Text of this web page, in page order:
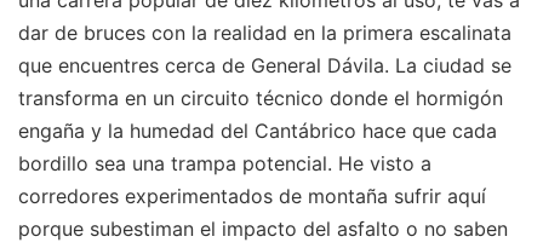
dar de bruces con la realidad en la primera escalinata
que encuentres cerca de General Dávila. La ciudad se
transforma en un circuito técnico donde el hormigón
engaña y la humedad del Cantábrico hace que cada
bordillo sea una trampa potencial. He visto a
corredores experimentados de montaña sufrir aquí
porque subestiman el impacto del asfalto o no saben